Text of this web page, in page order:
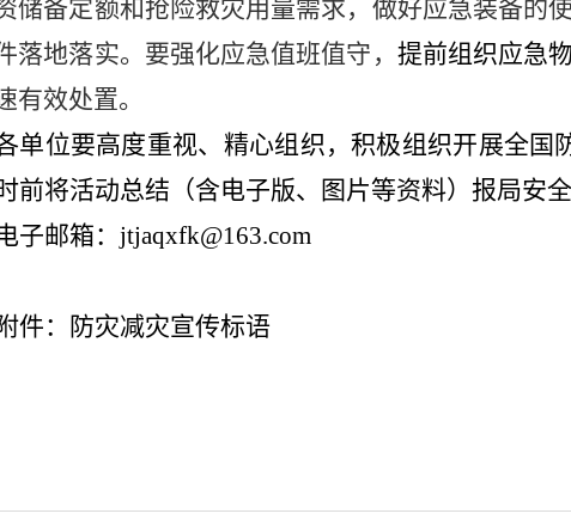
储备定额和抢险救灾用量需求，做好应急装备的
落地落实。要强化应急值班值守， 提前组织应急
有效处置。
单位要高度重视、精心组织，积极组织开展全国
前将活动总结（含电子版、图片等资料）报局安
子邮箱： jtjaqxfk@163.com
件：防灾减灾宣传标语